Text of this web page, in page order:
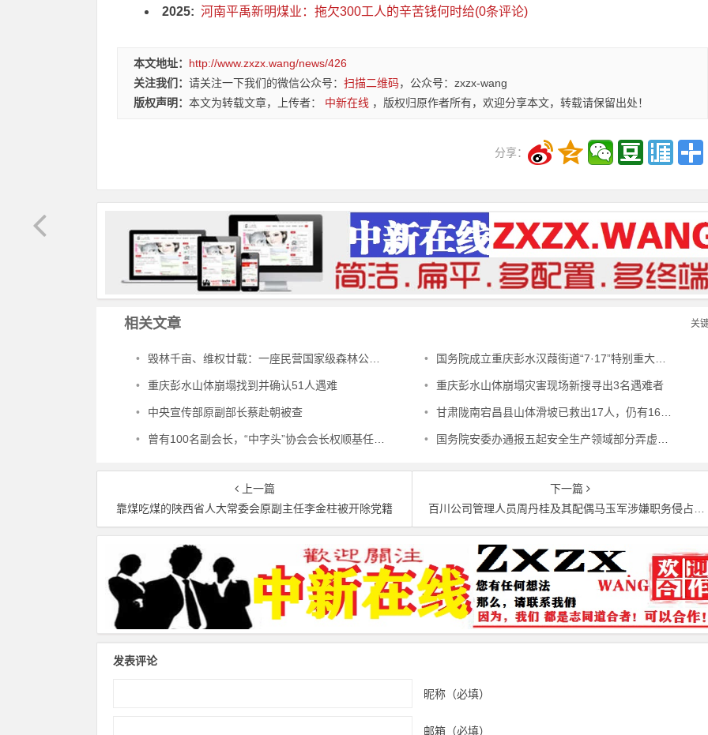
2025: 河南平禹新明煤业：拖欠300工人的辛苦钱何时给(0条评论)
本文地址： http://www.zxzx.wang/news/426
关注我们： 请关注一下我们的微信公众号： 扫描二维码，公众号：zxzx-wang
版权声明： 本文为转载文章，上传者： 中新在线 ，版权归原作者所有，欢迎分享本文，转载请保留出处！
分享：
相关文章 关
• 毁林千亩、维权廿载：一座民营国家级森林公园的生态之殇 • 国务院成立重庆彭水汉葭街道“7·17”特别重大山体崩塌灾害调查评估组
• 重庆彭水山体崩塌找到并确认51人遇难 • 重庆彭水山体崩塌灾害现场新搜寻出3名遇难者
• 中央宣传部原副部长蔡赴朝被查 • 甘肃陇南宕昌县山体滑坡已救出17人，仍有16人被埋
• 曾有100名副会长，“中字头”协会会长权顺基任上被查 • 国务院安委办通报五起安全生产领域部分弄虚作假典型案例
上一篇
靠煤吃煤的陕西省人大常委会原副主任李金柱被开除党籍
下一篇
百川公司管理人员周丹桂及其配偶马玉军涉嫌职务侵占，警方已立案
发表评论
昵称（必填）
邮箱（必填）